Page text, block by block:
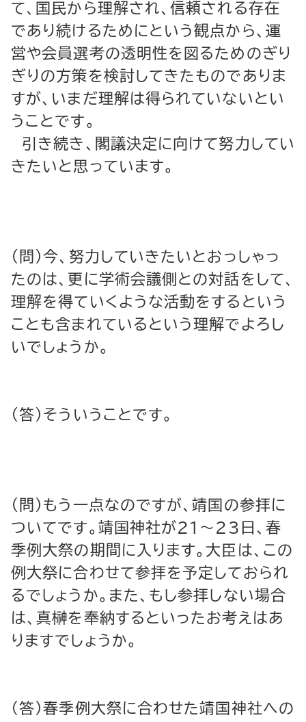
て、国民から理解され、信頼される存在
であり続けるためにという観点から、運
営や会員選考の透明性を図るためのぎり
ぎりの方策を検討してきたものでありま
すが、いまだ理解は得られていないとい
うことです。
引き続き、閣議決定に向けて努力してい
きたいと思っています。
（問）今、努力していきたいとおっしゃっ
たのは、更に学術会議側との対話をして、
理解を得ていくような活動をするという
ことも含まれているという理解でよろし
いでしょうか。
（答）そういうことです。
（問）もう一点なのですが、靖国の参拝に
ついてです。靖国神社が21～23日、春
季例大祭の期間に入ります。大臣は、この
例大祭に合わせて参拝を予定しておられ
るでしょうか。また、もし参拝しない場合
は、真榊を奉納するといったお考えはあ
りますでしょうか。
（答）春季例大祭に合わせた靖国神社への